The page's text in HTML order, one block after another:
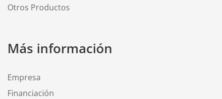
Otros Productos
Más información
Empresa
Financiación